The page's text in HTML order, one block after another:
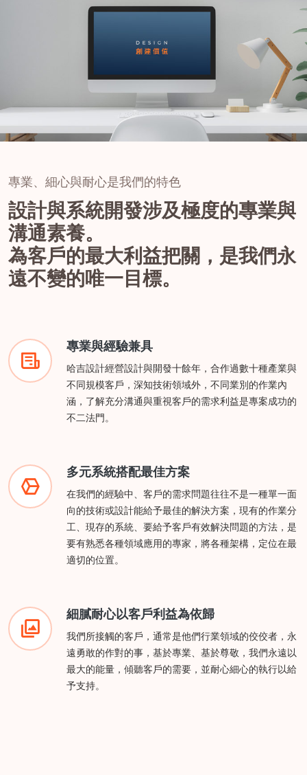
專業、細心與耐心是我們的特色
設計與系統開發涉及極度的專業與
溝通素養。
為客戶的最大利益把關，是我們永
遠不變的唯一目標。
專業與經驗兼具
哈吉設計經營設計與開發十餘年，合作過數十種產業與
不同規模客戶，深知技術領域外，不同業別的作業內
涵，了解充分溝通與重視客戶的需求利益是專案成功的
不二法門。
多元系統搭配最佳方案
在我們的經驗中、客戶的需求問題往往不是一種單一面
向的技術或設計能給予最佳的解決方案，現有的作業分
工、現存的系統、要給予客戶有效解決問題的方法，是
要有熟悉各種領域應用的專家，將各種架構，定位在最
適切的位置。
細膩耐心以客戶利益為依歸
我們所接觸的客戶，通常是他們行業領域的佼佼者，永
遠勇敢的作對的事，基於專業、基於尊敬，我們永遠以
最大的能量，傾聽客戶的需要，並耐心細心的執行以給
予支持。